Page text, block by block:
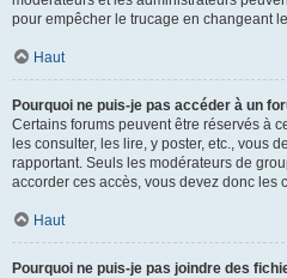
pour empêcher le trucage en changeant
Haut
Pourquoi ne puis-je pas accéder à un
Certains forums peuvent être réservés à
les consulter, les lire, y poster, etc., vous
rapportant. Seuls les modérateurs de
accorder ces accès, vous devez donc les
Haut
Pourquoi ne puis-je pas joindre des